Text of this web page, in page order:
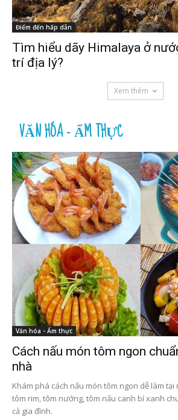
Điểm đến hấp dẫn
Tìm hiểu dãy Himalaya ở
trí địa lý?
Xem thêm
VĂN HÓA - ẨM THỰC
Văn hóa - Ẩm thực
Cách nấu món tôm ngon
nhà
Khám phá cách nấu món tôm ngon dễ làm tại
tôm rim, tôm nướng, tôm nấu canh bí xanh
cả gia đình.